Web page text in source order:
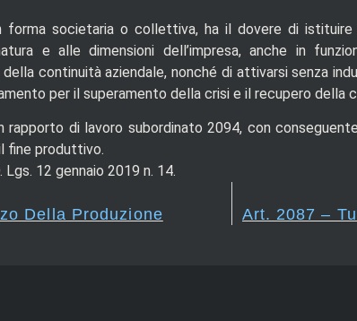
forma societaria o collettiva, ha il dovere di
e alle dimensioni dell’impresa, anche in
continuità aziendale, nonché di attivarsi senza
per il superamento della crisi e il recupero della
rapporto di lavoro subordinato 2094, con
fine produttivo.
12 gennaio 2019 n. 14.
Della Produzione
Art. 2087 –